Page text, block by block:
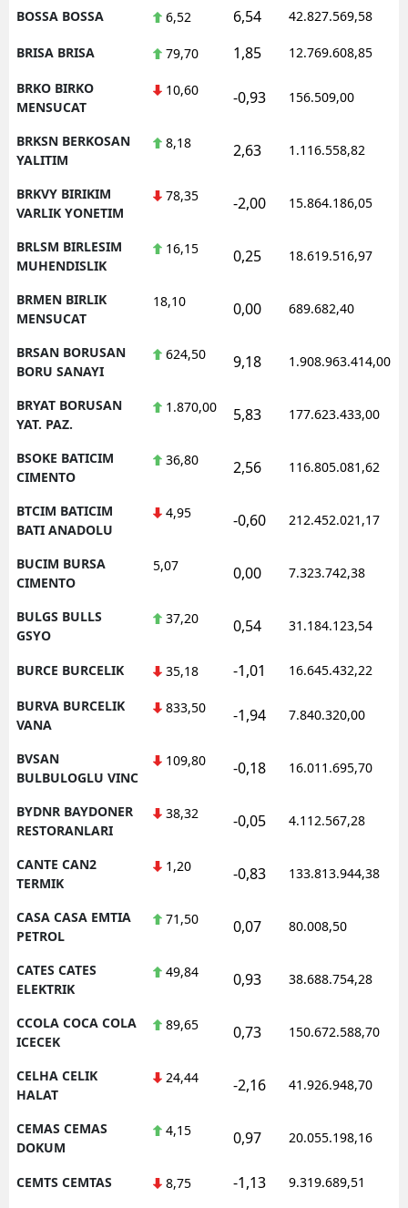
BOSSA BOSSA 6,52 6,54 42.827.569,58
BRISA BRISA 79,70 1,85 12.769.608,85
BRKO BIRKO
MENSUCAT
10,60 -0,93 156.509,00
BRKSN BERKOSAN
YALITIM
8,18 2,63 1.116.558,82
BRKVY BIRIKIM
VARLIK YONETIM
78,35 -2,00 15.864.186,05
BRLSM BIRLESIM
MUHENDISLIK
16,15 0,25 18.619.516,97
BRMEN BIRLIK
MENSUCAT
18,10 0,00 689.682,40
BRSAN BORUSAN
BORU SANAYI
624,50 9,18 1.908.963.414,00
BRYAT BORUSAN
YAT. PAZ.
1.870,00 5,83 177.623.433,00
BSOKE BATICIM
CIMENTO
36,80 2,56 116.805.081,62
BTCIM BATICIM
BATI ANADOLU
4,95 -0,60 212.452.021,17
BUCIM BURSA
CIMENTO
5,07 0,00 7.323.742,38
BULGS BULLS
GSYO
37,20 0,54 31.184.123,54
BURCE BURCELIK 35,18 -1,01 16.645.432,22
BURVA BURCELIK
VANA
833,50 -1,94 7.840.320,00
BVSAN
BULBULOGLU VINC
109,80 -0,18 16.011.695,70
BYDNR BAYDONER
RESTORANLARI
38,32 -0,05 4.112.567,28
CANTE CAN2
TERMIK
1,20 -0,83 133.813.944,38
CASA CASA EMTIA
PETROL
71,50 0,07 80.008,50
CATES CATES
ELEKTRIK
49,84 0,93 38.688.754,28
CCOLA COCA COLA
ICECEK
89,65 0,73 150.672.588,70
CELHA CELIK
HALAT
24,44 -2,16 41.926.948,70
CEMAS CEMAS
DOKUM
4,15 0,97 20.055.198,16
CEMTS CEMTAS 8,75 -1,13 9.319.689,51